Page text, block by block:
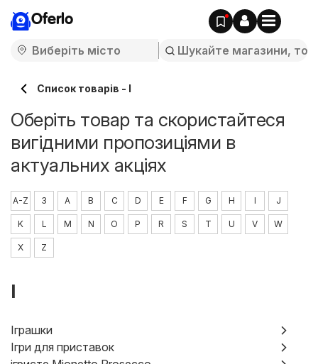
Oferlo
Список товарів - I
Оберіть товар та скористайтеся
вигідними пропозиціями в
актуальних акціях
A-Z 3 A B C D E F G H I J
K L M N O P R S T U V W
X Z
I
Іграшки
Ігри для приставок